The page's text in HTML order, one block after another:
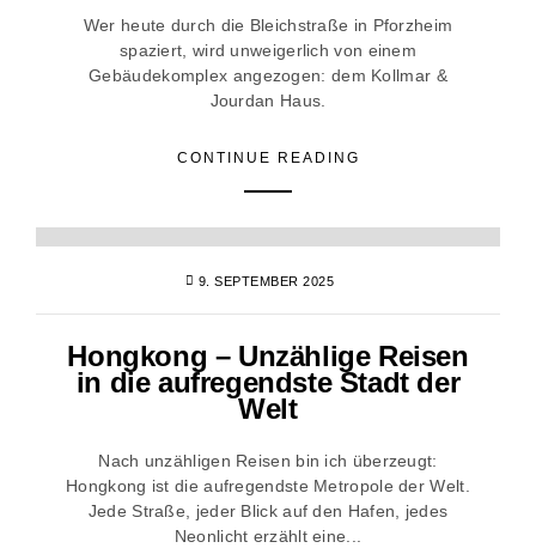
Wer heute durch die Bleichstraße in Pforzheim
spaziert, wird unweigerlich von einem
Gebäudekomplex angezogen: dem Kollmar &
Jourdan Haus.
CONTINUE READING
9. SEPTEMBER 2025
Hongkong – Unzählige Reisen
in die aufregendste Stadt der
Welt
Nach unzähligen Reisen bin ich überzeugt:
Hongkong ist die aufregendste Metropole der Welt.
Jede Straße, jeder Blick auf den Hafen, jedes
Neonlicht erzählt eine...